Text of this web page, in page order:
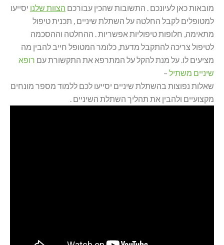
מובאות כאן לעיונכם . התשובות שהכין עבורכם הצוות שלנו יסייעו
למטופלים לקבל החלטה על השתלת שיניים , תכנית טיפול
מתאימה, חלופות טיפוליות אפשריות . ההחלטה וההסכמה
לטיפול צריכה להתקבל מדעת, כלומר המטופל חייב להבין מה
מציעים לו. על מנת להקל על המתרפא את התקשורת עם רופא
שיניים משתיל –
שאלות נפוצות בהשתלת שיניים יסייעו לכם ללמוד מספר מונחים
מקצועיים ולהבין את תהליך השתלת השיניים .